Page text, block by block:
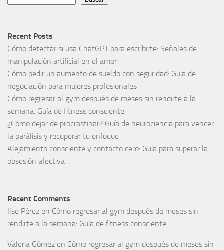
Recent Posts
Cómo detectar si usa ChatGPT para escribirte: Señales de
manipulación artificial en el amor
Cómo pedir un aumento de sueldo con seguridad: Guía de
negociación para mujeres profesionales
Cómo regresar al gym después de meses sin rendirte a la
semana: Guía de fitness consciente
¿Cómo dejar de procrastinar? Guía de neurociencia para vencer
la parálisis y recuperar tu enfoque
Alejamiento consciente y contacto cero: Guía para superar la
obsesión afectiva
Recent Comments
Ilse Pérez en Cómo regresar al gym después de meses sin
rendirte a la semana: Guía de fitness consciente
Valeria Gómez en Cómo regresar al gym después de meses sin